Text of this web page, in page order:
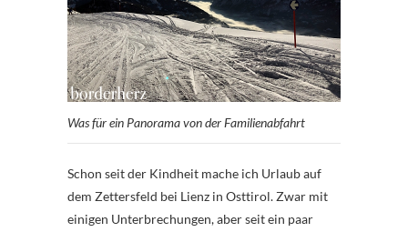
Was für ein Panorama von der Familienabfahrt
Schon seit der Kindheit mache ich Urlaub auf
dem Zettersfeld bei Lienz in Osttirol. Zwar mit
einigen Unterbrechungen, aber seit ein paar